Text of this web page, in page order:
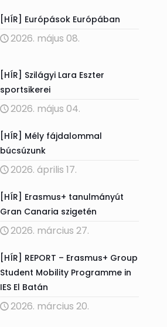
[HÍR] Európások Európában
2026. május 08.
[HÍR] Szilágyi Lara Eszter
sportsikerei
2026. május 04.
[HÍR] Mély fájdalommal
búcsúzunk
2026. április 17.
[HÍR] Erasmus+ tanulmányút
Gran Canaria szigetén
2026. március 27.
[HÍR] REPORT – Erasmus+ Group
Student Mobility Programme in
IES El Batán
2026. március 20.